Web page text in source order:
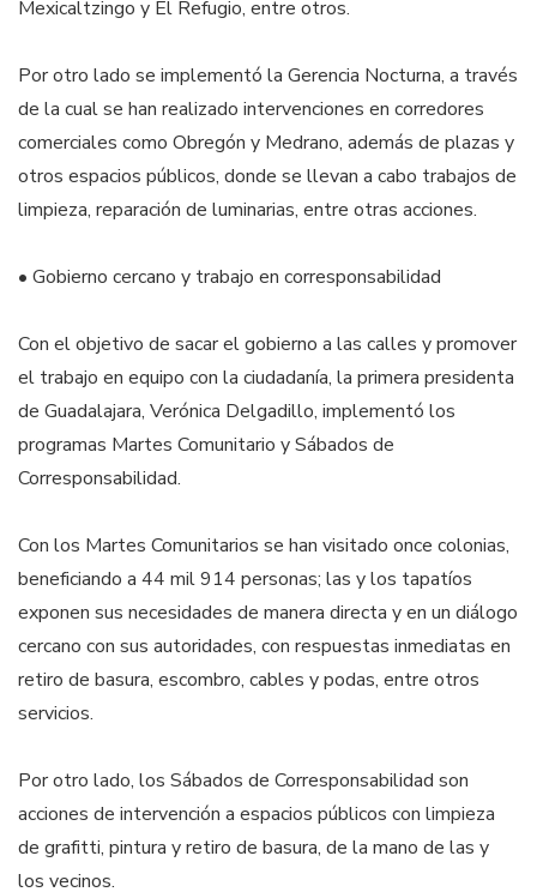
Mexicaltzingo y El Refugio, entre otros.
Por otro lado se implementó la Gerencia Nocturna, a través
de la cual se han realizado intervenciones en corredores
comerciales como Obregón y Medrano, además de plazas y
otros espacios públicos, donde se llevan a cabo trabajos de
limpieza, reparación de luminarias, entre otras acciones.
• Gobierno cercano y trabajo en corresponsabilidad
Con el objetivo de sacar el gobierno a las calles y promover
el trabajo en equipo con la ciudadanía, la primera presidenta
de Guadalajara, Verónica Delgadillo, implementó los
programas Martes Comunitario y Sábados de
Corresponsabilidad.
Con los Martes Comunitarios se han visitado once colonias,
beneficiando a 44 mil 914 personas; las y los tapatíos
exponen sus necesidades de manera directa y en un diálogo
cercano con sus autoridades, con respuestas inmediatas en
retiro de basura, escombro, cables y podas, entre otros
servicios.
Por otro lado, los Sábados de Corresponsabilidad son
acciones de intervención a espacios públicos con limpieza
de grafitti, pintura y retiro de basura, de la mano de las y
los vecinos.